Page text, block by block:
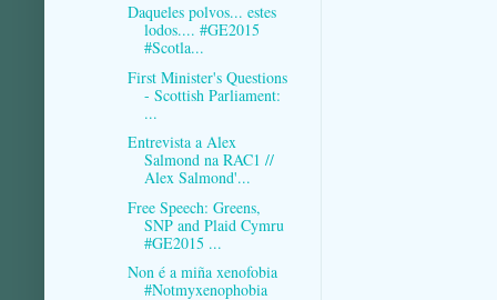
Daqueles polvos... estes
lodos.... #GE2015
#Scotla...
First Minister's Questions
- Scottish Parliament:
...
Entrevista a Alex
Salmond na RAC1 //
Alex Salmond'...
Free Speech: Greens,
SNP and Plaid Cymru
#GE2015 ...
Non é a miña xenofobia
#Notmyxenophobia